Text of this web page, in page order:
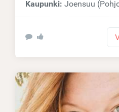
Kaupunki: Joensuu